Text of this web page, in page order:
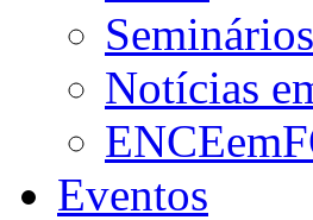
Notícias
Eventos